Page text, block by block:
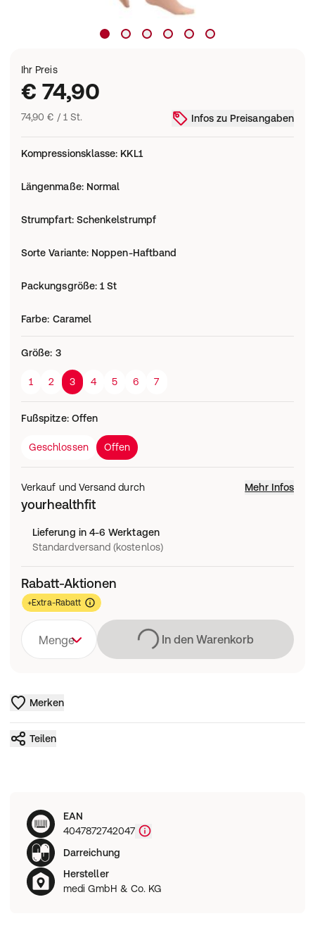
Ihr Preis
€ 74,90
74,90 € / 1 St. Infos zu Preisangaben
Kompressionsklasse: KKL1
Längenmaße: Normal
Strumpfart: Schenkelstrumpf
Sorte Variante: Noppen-Haftband
Packungsgröße:1 St
Farbe: Caramel
Größe: 3
1 2 3 4 5 6 7
Fußspitze: Offen
Geschlossen Offen
Verkauf und Versand durch Mehr Infos
yourhealthfit
Lieferung in 4-6 Werktagen
Standardversand (kostenlos)
Rabatt-Aktionen
+Extra-Rabatt
Menge LädtIn den Warenkorb
Merken
Teilen
EAN
4047872742047
Darreichung
Hersteller
medi GmbH & Co. KG